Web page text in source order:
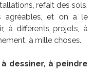
refait des sols.
agréables, et on a le
à différents projets, à
à mille choses.
dessiner, à peindre